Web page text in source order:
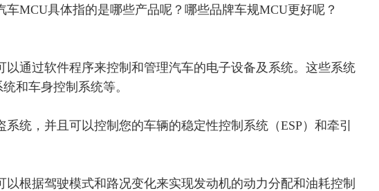
MCU具体指的是哪些产品呢？哪些品牌车规MCU更好呢？
通过软件程序来控制和管理汽车的电子设备及系统。这些系统
和车身控制系统等。
统，并且可以控制您的车辆的稳定性控制系统（ESP）和牵引
根据驾驶模式和路况变化来实现发动机的动力分配和油耗控制